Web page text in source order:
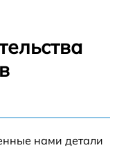
нами детали